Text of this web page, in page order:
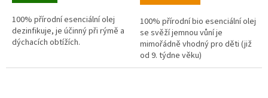
100% přírodní esenciální olej
dezinfikuje, je účinný při rýmě a
dýchacích obtížích.
100% přírodní bio esenciální olej
se svěží jemnou vůní je
mimořádně vhodný pro děti (již
od 9. týdne věku)